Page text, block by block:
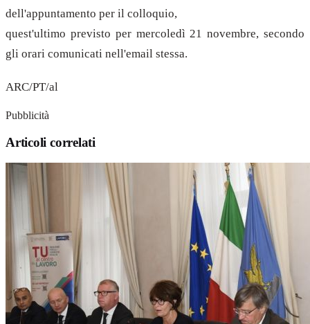
dell'appuntamento per il colloquio,
quest'ultimo previsto per mercoledì 21 novembre, secondo
gli orari comunicati nell'email stessa.
ARC/PT/al
Pubblicità
Articoli correlati